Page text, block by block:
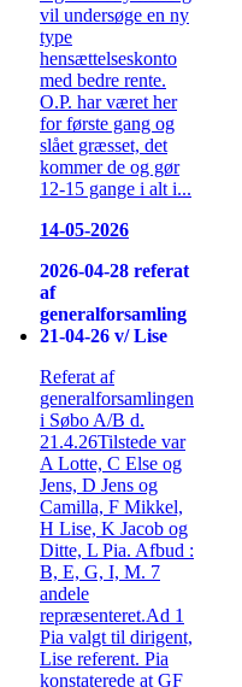
vil undersøge en ny
type
hensættelseskonto
med bedre rente.
O.P. har været her
for første gang og
slået græsset, det
kommer de og gør
12-15 gange i alt i...
14-05-2026
2026-04-28 referat
af
generalforsamling
21-04-26 v/ Lise
Referat af
generalforsamlingen
i Søbo A/B d.
21.4.26Tilstede var
A Lotte, C Else og
Jens, D Jens og
Camilla, F Mikkel,
H Lise, K Jacob og
Ditte, L Pia. Afbud :
B, E, G, I, M. 7
andele
repræsenteret.Ad 1
Pia valgt til dirigent,
Lise referent. Pia
konstaterede at GF